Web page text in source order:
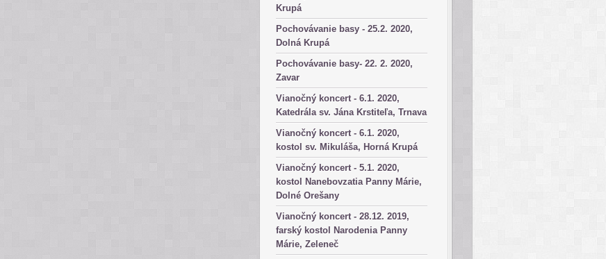
Krupá
Pochovávanie basy - 25.2. 2020,
Dolná Krupá
Pochovávanie basy- 22. 2. 2020,
Zavar
Vianočný koncert - 6.1. 2020,
Katedrála sv. Jána Krstiteľa, Trnava
Vianočný koncert - 6.1. 2020,
kostol sv. Mikuláša, Horná Krupá
Vianočný koncert - 5.1. 2020,
kostol Nanebovzatia Panny Márie,
Dolné Orešany
Vianočný koncert - 28.12. 2019,
farský kostol Narodenia Panny
Márie, Zeleneč